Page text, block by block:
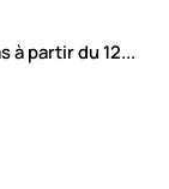
à partir du 12...